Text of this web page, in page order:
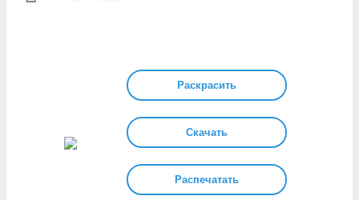
Раскрасить
Скачать
Распечатать